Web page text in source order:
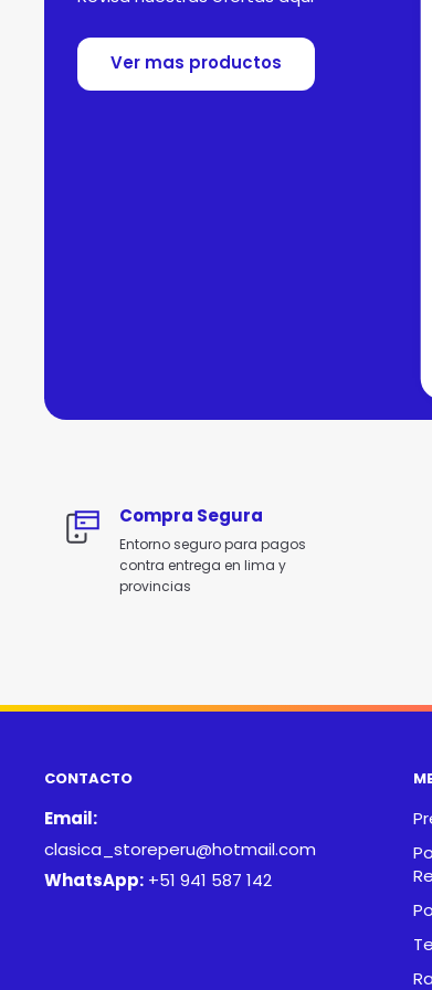
Ver mas productos
Compra Segura
Entorno seguro para pagos
contra entrega en lima y
provincias
CONTACTO
Email:
clasica_storeperu@hotmail.com
WhatsApp: +51 941 587 142